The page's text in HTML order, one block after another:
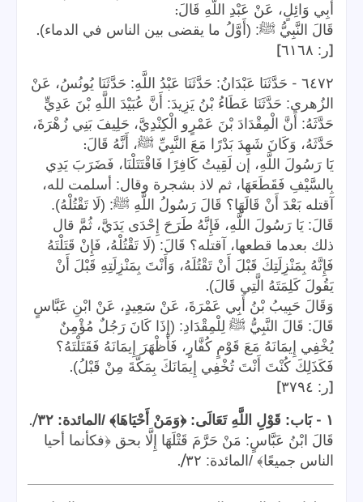
أَبِي وَائِلٍ، عَنْ عَبْدِ اللَّهِ قَالَ:
قَالَ النَّبِيُّ ﷺ: (أَوَّلُ ما يقضى بين الناس في الدماء).
[ر: ٦١٦٨ ]
٦٤٧٢ - حَدَّثَنَا عَبْدَانُ: حَدَّثَنَا عَبْدُ اللَّهِ: حَدَّثَنَا يُونُسُ، عَنْ
الزُهري: حَدَّثَنَا عَطَاءُ بْنُ يَزِيدَ: أَنَّ عُبَيْدَ اللَّهِ بْنَ عَدِيٍّ
حَدَّثَهُ: أَنَّ الْمِقْدَادَ بْنَ عَمْرٍو الْكِنْدِيَّ، حَلِيفَ بَنِي زُهْرَةَ،
حَدَّثَهُ، وَكَانَ شَهِدَ بَدْرًا مَعَ النَّبِيِّ ﷺ، أَنَّهُ قَالَ:
يَا رَسُولَ اللَّهِ، إن لَقِيتُ كَافِرًا فَاقْتَتَلْنَا، فَضَرَبَ يَدِي
بِالسَّيْفِ فَقَطَعَهَا، ثم لاذ بشجرة وقال: أسلمت لله،
آقتله بَعْدَ أَنْ قَالَهَا؟ قَالَ رَسُولُ اللَّهِ ﷺ: (لَا تَقْتُلْهُ).
قَالَ: يَا رَسُولَ اللَّهِ، فَإِنَّهُ طَرَحَ إِحْدَى يَدَيَّ، ثُمَّ قال
ذلك بعدما قطعها، آقتله؟ قَالَ: (لَا تَقْتُلْهُ، فَإِنْ قَتَلْتَهُ
فَإِنَّهُ بِمَنْزِلَتِكَ قَبْلَ أَنْ تَقْتُلَهُ، وَأَنْتَ بِمَنْزِلَتِهِ قَبْلَ أَنْ
يَقُولَ كَلِمَتَهُ الَّتِي قَالَ).
وَقَالَ حَبِيبُ بْنُ أَبِي عَمْرَةَ، عَنْ سَعِيدٍ، عَنْ ابْنِ عَبَّاسٍ
قَالَ: قَالَ النَّبِيُّ ﷺ لِلْمِقْدَادِ: (إِذَا كَانَ رَجُلٌ مُؤْمِنٌ
يُخْفِي إِيمَانَهُ مَعَ قَوْمٍ كُفَّارٍ، فَأَظْهَرَ إِيمَانَهُ فَقَتَلْتَهُ؟
فَكَذَلِكَ كُنْتَ أَنْتَ تُخْفِي إِيمَانَكَ بِمَكَّةَ مِنْ قَبْلُ).
[ر: ٣٧٩٤ ]
١ -بَاب: قَوْلِ اللَّهِ تَعَالَى: ﴿وَمَنْ أَحْيَاهَا﴾ /المائدة: ٣٢ /.
قَالَ ابْنُ عَبَّاسٍ: مَنْ حَرَّمَ قَتْلَهَا إِلَّا بحق ﴿فكأنما أحيا
الناس جميعًا﴾ /المائدة: ٣٢
/.